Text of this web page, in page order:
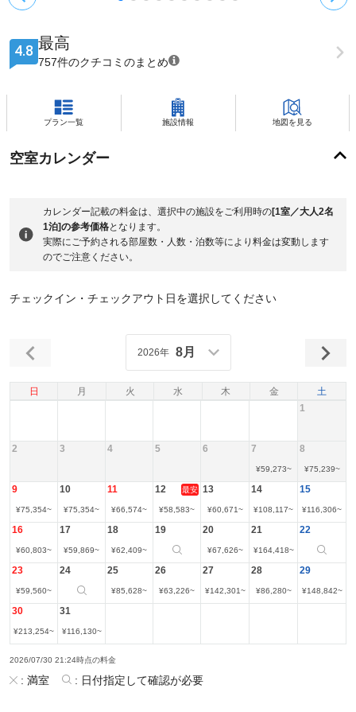
4.8 最高
757件のクチコミのまとめ
プラン一覧 施設情報 地図を見る
空室カレンダー
カレンダー記載の料金は、選択中の施設をご利用時の[1室／大人2名
1泊]の参考価格となります。
実際にご予約される部屋数・人数・泊数等により料金は変動します
のでご注意ください。
チェックイン・チェックアウト日を選択してください
日 月 火 水 木 金 土
2026年 8月
1
2 3 4 5 6 7
¥59,273~
8
¥75,239~
9
¥75,354~
10
¥75,354~
11
¥66,574~
12 最安
¥58,583~
13
¥60,671~
14
¥108,117~
15
¥116,306~
16
¥60,803~
17
¥59,869~
18
¥62,409~
19 20
¥67,626~
21
¥164,418~
22
23
¥59,560~
24 25
¥85,628~
26
¥63,226~
27
¥142,301~
28
¥86,280~
29
¥148,842~
30
¥213,254~
31
¥116,130~
2026/07/30 21:24時点の料金
: 満室 : 日付指定して確認が必要